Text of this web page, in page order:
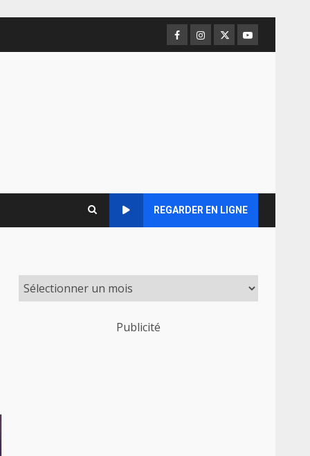
Facebook
Instagram
TwitterYoutube
REGARDER EN LIGNE
Publicité